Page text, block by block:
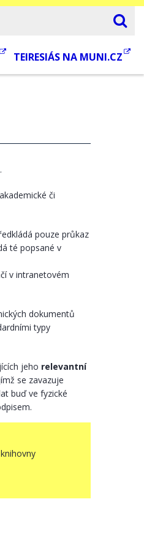
TEIRESIÁS NA MUNI.CZ
či
pouze průkaz
té popsané v
v intranetovém
dokumentů
typy
jeho relevantní
se zavazuje
buď ve fyzické